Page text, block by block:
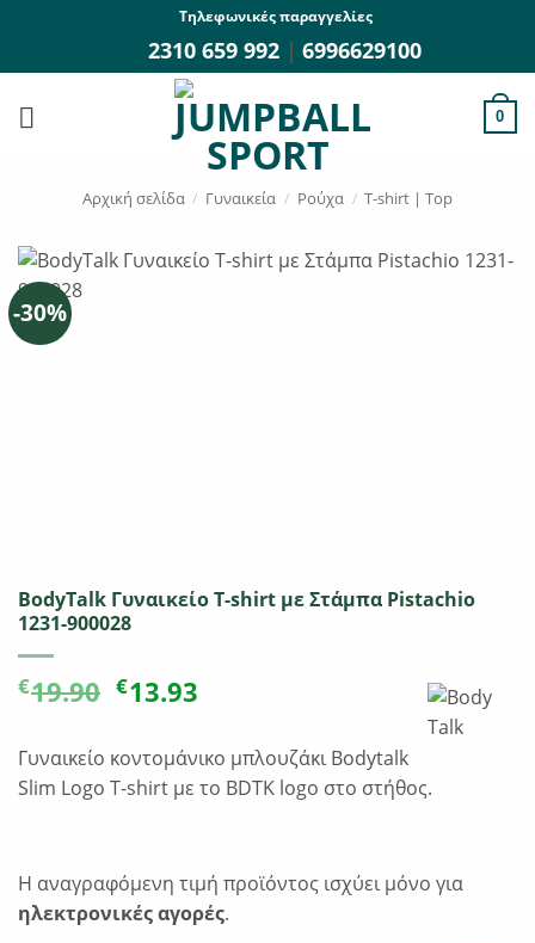
περιεχόμενο
Τηλεφωνικές παραγγελίες
2310 659 992 | 6996629100
0
Αρχική σελίδα / Γυναικεία / Ρούχα / T-shirt | Top
-30%
BodyTalk Γυναικείο T-shirt με Στάμπα Pistachio
1231-900028
€19.90 Original
was:
€19.90.
€13.93Η
τιμή
είναι:
€13.93.
Γυναικείο κοντομάνικο μπλουζάκι Bodytalk
Slim Logo T-shirt με το BDTK logo στο στήθος.
Η αναγραφόμενη τιμή προϊόντος ισχύει μόνο για
ηλεκτρονικές αγορές.